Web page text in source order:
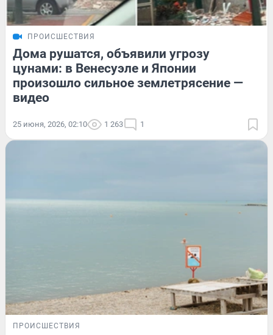
ПРОИСШЕСТВИЯ
Дома рушатся, объявили угрозу
цунами: в Венесуэле и Японии
произошло сильное землетрясение —
видео
25 июня, 2026, 02:10 1 263 1
ПРОИСШЕСТВИЯ